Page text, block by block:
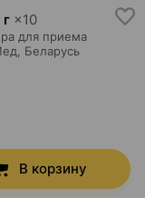
г ×10
для приема
, Беларусь
В корзину